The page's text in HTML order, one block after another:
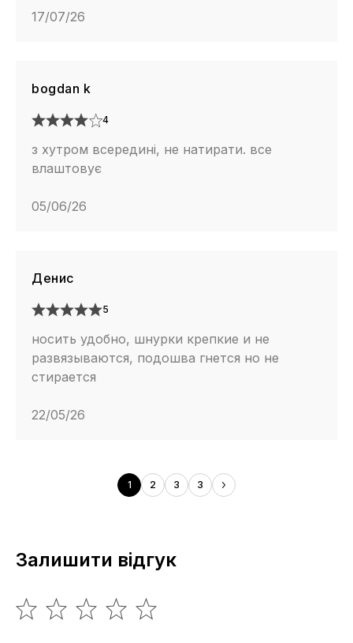
17/07/26
bogdan k
4
з хутром всередині, не натирати. все
влаштовує
05/06/26
Денис
5
носить удобно, шнурки крепкие и не
развязываются, подошва гнется но не
стирается
22/05/26
1 2 3 3
Залишити відгук